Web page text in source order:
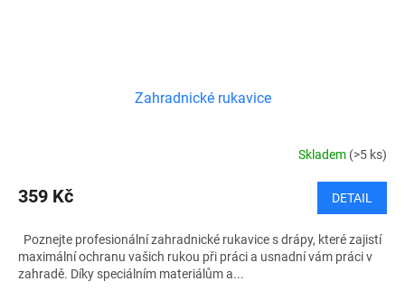
Zahradnické rukavice
Skladem (>5 ks)
359 Kč DETAIL
Poznejte profesionální zahradnické rukavice s drápy, které zajistí
maximální ochranu vašich rukou při práci a usnadní vám práci v
zahradě. Díky speciálním materiálům a...